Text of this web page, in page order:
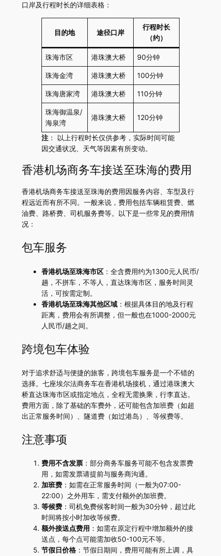
口岸及行程时长的详细表格：
目的地 途径口岸
行程时长
（约）
珠海市区 港珠澳大桥 90分钟
珠海金湾 港珠澳大桥 100分钟
珠海唐家湾 港珠澳大桥 110分钟
珠海御温泉/
海泉湾
港珠澳大桥 120分钟
注： 以上行程时长仅供参考，实际时间可能
因交通状况、天气等因素有所变动。
香港机场商务车接送至珠海的费用
香港机场商务车接送至珠海的费用因服务内容、车型及行
程远近而有所不同。一般来说，费用包括车辆租赁费、燃
油费、路桥费、司机服务费等。以下是一些常见的费用情
况：
包车服务
香港机场至珠海市区：全含费用约为1300元人民币/
趟，不拼车，不等人，直达珠海市区，服务时间灵
活，可按需定制。
香港机场至珠海其他区域：根据具体目的地及行程
距离，费用会有所调整，但一般也在1000-2000元
人民币/趟之间。
跨境包车体验
对于追求舒适与便捷的旅客，跨境包车服务是一个不错的
选择。七座埃尔法商务车在香港机场接机，通过港珠澳大
桥直达珠海市区或指定地点，全程无需换乘，行李直达。
费用方面，除了基础的车费外，还可能包含加班费（如超
出正常服务时间）、隧道费（如过港岛）、等候费等。
注意事项
费用不含发票：部分商务车服务可能不包含发票费
用，如需发票请提前与服务商沟通。
加班费：如需在正常服务时间（一般为07:00-
22:00）之外用车，需支付额外的加班费。
等候费：司机免费候客时间一般为30分钟，超过此
时间将按小时加收等候费。
额外接送点费用 ：如需在原定行程中增加额外的接
送点，每个点可能需加收50-100元不等。
节假日价格：节假日期间，费用可能有所上调，具